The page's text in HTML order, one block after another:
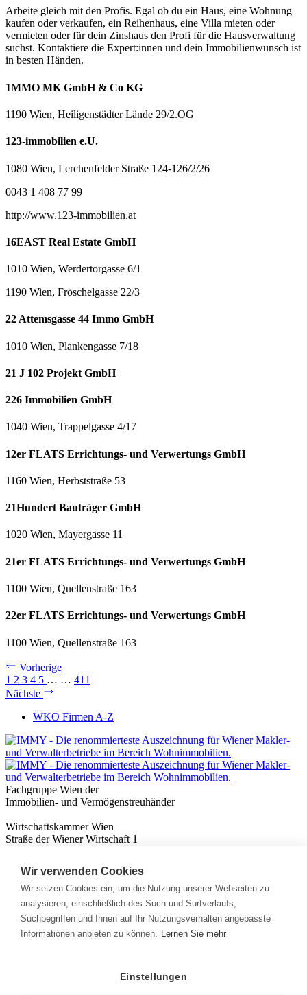
Arbeite gleich mit den Profis. Egal ob du ein Haus, eine Wohnung
kaufen oder verkaufen, ein Reihenhaus, eine Villa mieten oder
vermieten oder für dein Zinshaus den Profi für die Hausverwaltung
suchst. Kontaktiere die Expert:innen und dein Immobilienwunsch ist
in besten Händen.
1MMO MK GmbH & Co KG
1190 Wien, Heiligenstädter Lände 29/2.OG
123-immobilien e.U.
1080 Wien, Lerchenfelder Straße 124-126/2/26
0043 1 408 77 99
http://www.123-immobilien.at
16EAST Real Estate GmbH
1010 Wien, Werdertorgasse 6/1
1190 Wien, Fröschelgasse 22/3
22 Attemsgasse 44 Immo GmbH
1010 Wien, Plankengasse 7/18
21 J 102 Projekt GmbH
226 Immobilien GmbH
1040 Wien, Trappelgasse 4/17
12er FLATS Errichtungs- und Verwertungs GmbH
1160 Wien, Herbststraße 53
21Hundert Bauträger GmbH
1020 Wien, Mayergasse 11
21er FLATS Errichtungs- und Verwertungs GmbH
1100 Wien, Quellenstraße 163
22er FLATS Errichtungs- und Verwertungs GmbH
1100 Wien, Quellenstraße 163
Vorherige
1 2 3 4 5 … … 411
Nächste
WKO Firmen A-Z
Fachgruppe Wien der
Immobilien- und Vermögenstreuhänder
Wirtschaftskammer Wien
Straße der Wiener Wirtschaft 1
Nützliches
Immobilienwissen
Formulare & Rechner
Expert:innen
Info
Wir verwenden Cookies
Wir setzen Cookies ein, um die Nutzung unserer Webseiten zu
analysieren, einschließlich des Such und Surfverlaufs,
Suchbegriffen und Ihnen auf Ihr Nutzungsverhalten angepasste
Informationen anbieten zu können. Lernen Sie mehr
Einstellungen